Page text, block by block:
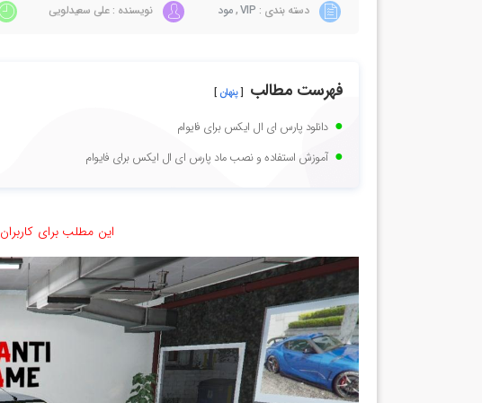
دسته بندی : VIP
,مود نویسنده : علی سعیدلویی
فهرست مطالب پنهان
دانلود پارس ای ال ایکس برای فایوام
آموزش استفاده و نصب ماد پارس ای ال ایکس برای فایوام
این مطلب برای کاربران